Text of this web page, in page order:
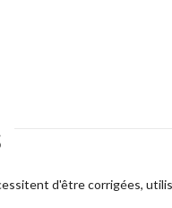
d'être corrigées,